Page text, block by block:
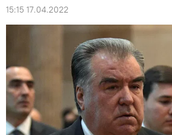
15:15 17.04.2022